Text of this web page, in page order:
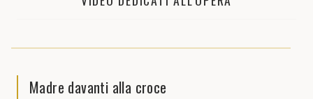
Madre davanti alla croce